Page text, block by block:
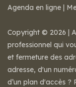
Agenda en ligne |
Copyright © 2026 |
professionnel qui
et fermeture des
adresse, d'un
d’un plan d'accès ?